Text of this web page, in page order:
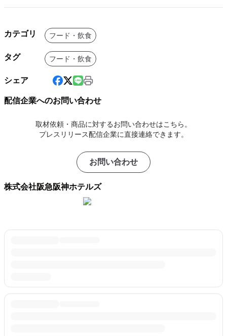
カテゴリ フード・飲食
タグ フード・飲食
シェア
配信企業へのお問い合わせ
取材依頼・商品に対するお問い合わせはこちら。
プレスリリース配信企業に直接連絡できます。
お問い合わせ
株式会社阪急阪神ホテルズ